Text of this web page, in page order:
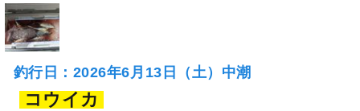
釣行日：2026年6月13日（土）中潮
コウイカ